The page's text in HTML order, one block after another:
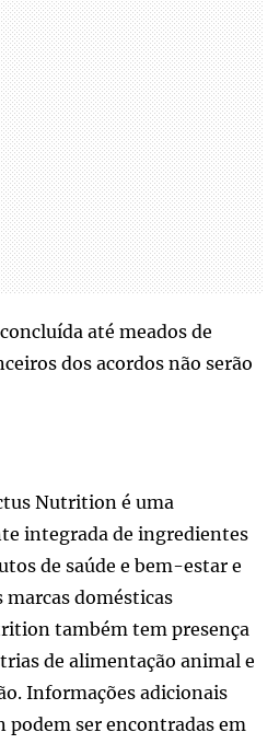
até meados de
dos acordos não serão
Nutrition é uma
integrada de ingredientes
de saúde e bem-estar e
domésticas
também tem presença
de alimentação animal e
Informações adicionais
ser encontradas em